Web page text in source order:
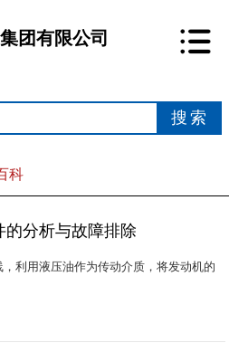
团有限公司
科
的分析与故障排除
利用液压油作为传动介质，将发动机的